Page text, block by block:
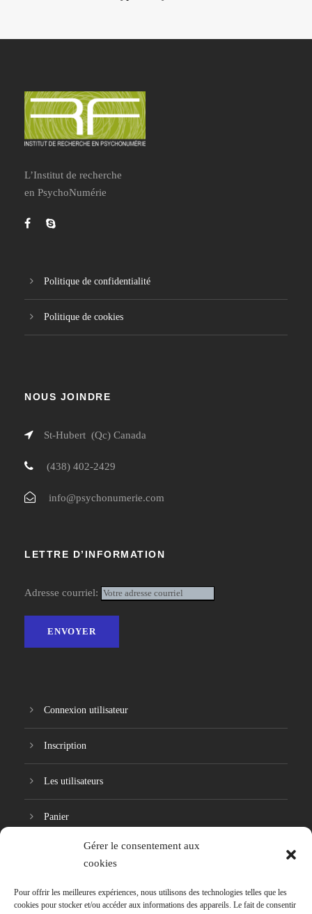
Gérer le consentement aux
cookies
Pour offrir les meilleures expériences, nous utilisons des technologies telles que les
cookies pour stocker et/ou accéder aux informations des appareils. Le fait de consentir
L’Institut de recherche
en PsychoNumérie
Politique de confidentialité
Politique de cookies
NOUS JOINDRE
St-Hubert (Qc) Canada
(438) 402-2429
info@psychonumerie.com
LETTRE D’INFORMATION
Adresse courriel:
Connexion utilisateur
Inscription
Les utilisateurs
Panier
Réinitialisation du mot de passe